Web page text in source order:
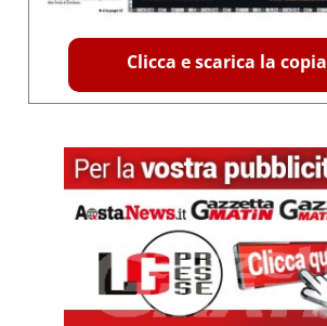
Clicca e scarica la copia